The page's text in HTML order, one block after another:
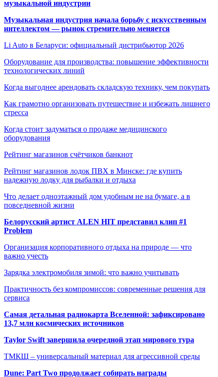
музыкальной индустрии
Музыкальная индустрия начала борьбу с искусственным
интеллектом — рынок стремительно меняется
Li Auto в Беларуси: официальный дистрибьютор 2026
Оборудование для производства: повышение эффективности
технологических линий
Когда выгоднее арендовать складскую технику, чем покупать
Как грамотно организовать путешествие и избежать лишнего
стресса
Когда стоит задуматься о продаже медицинского
оборудования
Рейтинг магазинов счётчиков банкнот
Рейтинг магазинов лодок ПВХ в Минске: где купить
надежную лодку для рыбалки и отдыха
Что делает одноэтажный дом удобным не на бумаге, а в
повседневной жизни
Белорусский артист ALEN HIT представил клип #1
Problem
Организация корпоративного отдыха на природе — что
важно учесть
Зарядка электромобиля зимой: что важно учитывать
Практичность без компромиссов: современные решения для
сервиса
Самая детальная радиокарта Вселенной: зафиксировано
13,7 млн космических источников
Taylor Swift завершила очередной этап мирового тура
ТМКЩ – универсальный материал для агрессивной среды
Dune: Part Two продолжает собирать награды